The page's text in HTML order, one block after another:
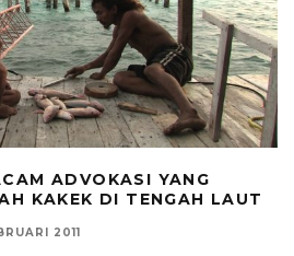
ADVOKASI YANG
KAKEK DI TENGAH LAUT
2011